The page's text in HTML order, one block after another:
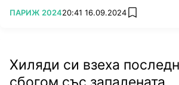
ПОВЕЧЕ ОТ
ПАРИЖ 202420:41 16.09.2024 add favorites
Хиляди си взеха